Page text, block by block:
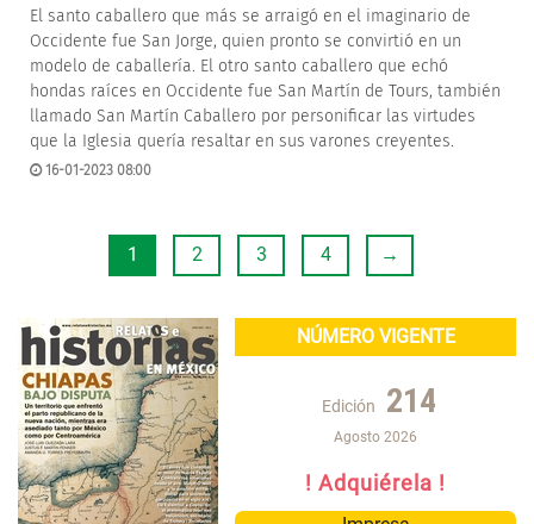
El santo caballero que más se arraigó en el imaginario de
Occidente fue San Jorge, quien pronto se convirtió en un
modelo de caballería. El otro santo caballero que echó
hondas raíces en Occidente fue San Martín de Tours, también
llamado San Martín Caballero por personificar las virtudes
que la Iglesia quería resaltar en sus varones creyentes.
16-01-2023 08:00
1 2 3 4 →
NÚMERO VIGENTE
Edición 214
Agosto 2026
! Adquiérela !